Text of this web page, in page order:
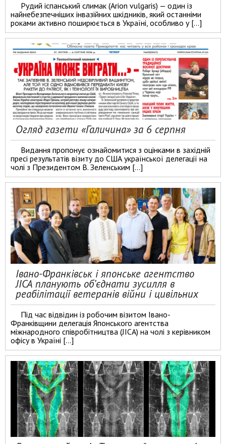
Рудий іспанський слимак (Arion vulgaris) — один із
найнебезпечніших інвазійних шкідників, який останніми
роками активно поширюється в Україні, особливо у […]
Огляд газети «Галичина» за 6 серпня
Видання пропонує ознайомитися з оцінками в західній
пресі результатів візиту до США української делегації на
чолі з Президентом В. Зеленським […]
Івано-Франківськ і японське агентство
JICA планують об’єднати зусилля в
реабілітації ветеранів війни і цивільних
Під час відвідин із робочим візитом Івано-
Франківщини делегація Японського агентства
міжнародного співробітництва (JICA) на чолі з керівником
офісу в Україні […]